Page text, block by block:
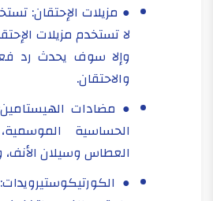
● مزيلات الإحتقان:
لا تستخدم مزيلات
وإلا سوف يحدث رد
والاحتقان.
● مضادات
الحساسية
العطاس وسيلان الأنف،
●